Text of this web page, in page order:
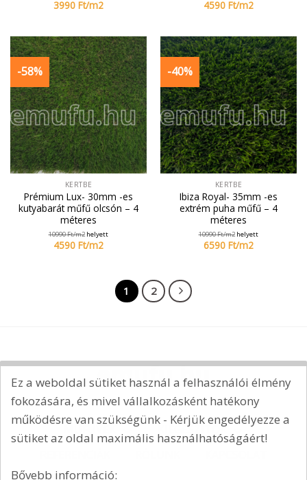
3990 Ft/m2 4590 Ft/m2
-58%
KERTBE
Prémium Lux- 30mm -es
kutyabarát műfű olcsón – 4
méteres
10990Ft/m2 helyett
4590 Ft/m2
-40%
KERTBE
Ibiza Royal- 35mm -es
extrém puha műfű – 4
méteres
10990Ft/m2 helyett
6590 Ft/m2
1 2
KIEGÉSZÍTŐK
Ez a weboldal sütiket használ a felhasználói élmény
fokozására, és mivel vállalkozásként hatékony
működésre van szükségünk - Kérjük engedélyezze a
sütiket az oldal maximális használhatóságáért!
Bővebb információ: